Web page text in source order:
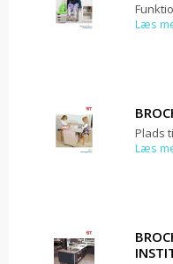
Læs
Plads
Læs